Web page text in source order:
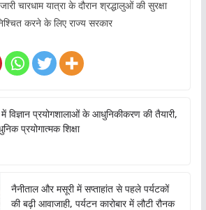
चारधाम यात्रा के दौरान श्रद्धालुओं की सुरक्षा
करने के लिए राज्य सरकार
विज्ञान प्रयोगशालाओं के आधुनिकीकरण की तैयारी,
प्रयोगात्मक शिक्षा
नैनीताल और मसूरी में सप्ताहांत से पहले पर्यटकों
की बढ़ी आवाजाही, पर्यटन कारोबार में लौटी रौनक